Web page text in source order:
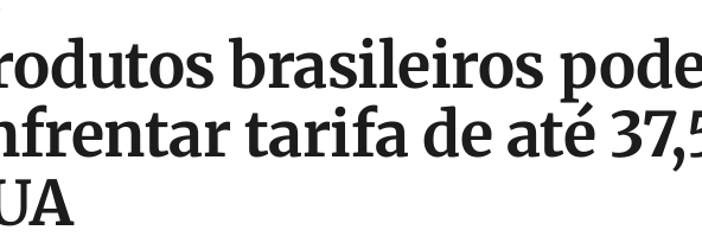
brasileiros
tarifa de até